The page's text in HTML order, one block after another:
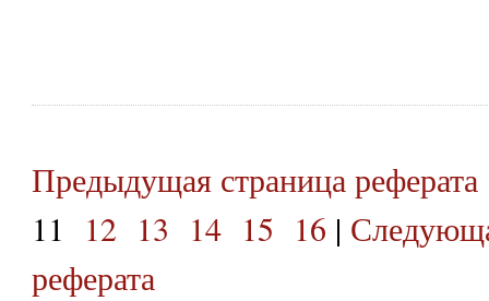
Предыдущая страница реферата
11 12 13 14 15 16 |
реферата